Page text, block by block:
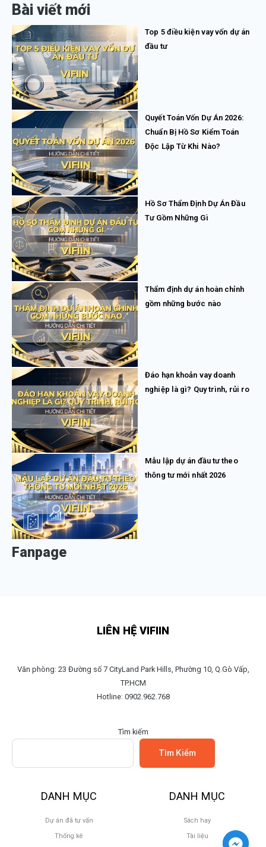
Bài viết mới
Top 5 điều kiện vay vốn dự án
đầu tư
Quyết Toán Vốn Dự Án 2026:
Chuẩn Bị Hồ Sơ Kiểm Toán
Độc Lập Từ Khi Nào?
Hồ Sơ Thẩm Định Dự Án Đầu
Tư Gồm Những Gì
Thẩm định dự án hoàn chỉnh
gồm những bước nào
Đáo hạn khoản vay doanh
nghiệp là gì? Quy trình, rủi ro
Mẫu lập dự án đầu tư theo
thông tư mới nhất 2026
Fanpage
LIÊN HỆ VIFIIN
Văn phòng: 23 Đường số 7 CityLand Park Hills, Phường 10, Q.Gò Vấp,
TP.HCM
Hotline: 0902.962.768
Tìm kiếm
Tìm Kiếm
DANH MỤC
Dự án đã tư vấn
Thống kê
DANH MỤC
Sách hay
Tài liệu